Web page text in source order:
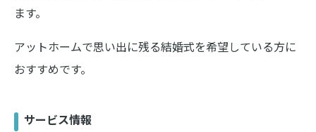
ます。
アットホームで思い出に残る結婚式を希望している方に
おすすめです。
サービス情報